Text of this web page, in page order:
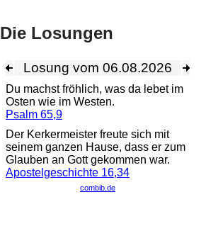
Die Losungen